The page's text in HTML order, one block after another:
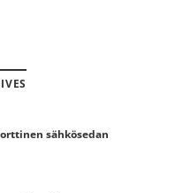
sähkösedan